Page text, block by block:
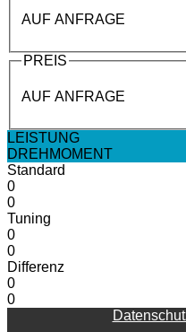
AUF ANFRAGE
PREIS
AUF ANFRAGE
LEISTUNG
DREHMOMENT
Standard
0
0
Tuning
0
0
Differenz
0
0